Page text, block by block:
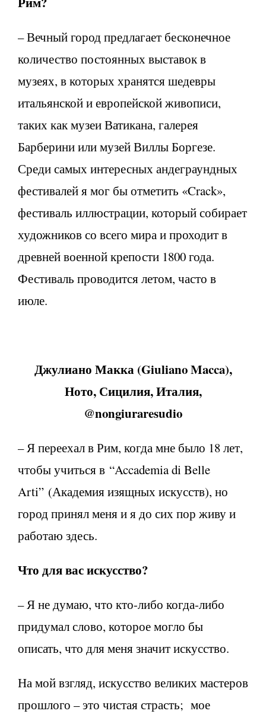
– Вечный город предлагает бесконечное
количество постоянных выставок в
музеях, в которых хранятся шедевры
итальянской и европейской живописи,
таких как музеи Ватикана, галерея
Барберини или музей Виллы Боргезе.
Среди самых интересных андеграундных
фестивалей я мог бы отметить «Crack»,
фестиваль иллюстрации, который собирает
художников со всего мира и проходит в
древней военной крепости 1800 года.
Фестиваль проводится летом, часто в
июле.
Джулиано Макка (Giuliano Macca),
Ното, Сицилия, Италия,
@nongiuraresudio
– Я переехал в Рим, когда мне было 18 лет,
чтобы учиться в “Accademia di Belle
Arti” (Академия изящных искусств), но
город принял меня и я до сих пор живу и
работаю здесь.
Что для вас искусство?
– Я не думаю, что кто-либо когда-либо
придумал слово, которое могло бы
описать, что для меня значит искусство.
На мой взгляд, искусство великих мастеров
прошлого – это чистая страсть; мое